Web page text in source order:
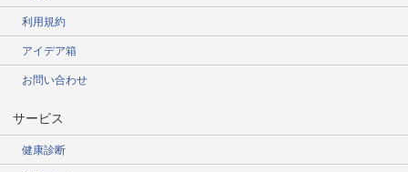
利用規約
アイデア箱
お問い合わせ
サービス
健康診断